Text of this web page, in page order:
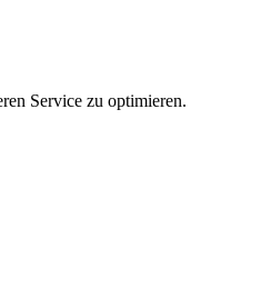
Service zu optimieren.